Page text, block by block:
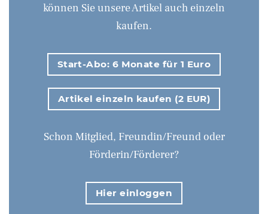
können Sie unsere Artikel auch einzeln
kaufen.
Start-Abo: 6 Monate für 1 Euro
Artikel einzeln kaufen (2 EUR)
Schon Mitglied, Freundin/Freund oder
Förderin/Förderer?
Hier einloggen